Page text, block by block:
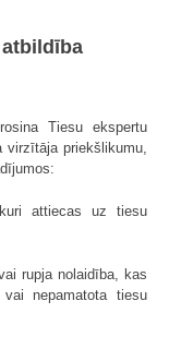
Tiesu ekspertu
virzītāja priekšlikumu,
attiecas uz tiesu
rupja nolaidība, kas
nepamatota tiesu